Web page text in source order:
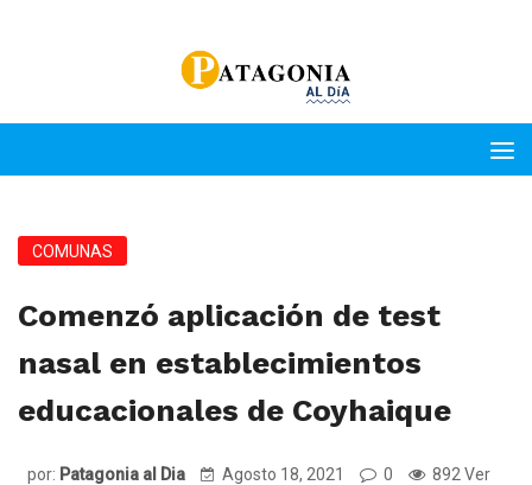
COMUNAS
Comenzó aplicación de test
nasal en establecimientos
educacionales de Coyhaique
por: Patagonia al Dia Agosto 18, 2021 0 892 Ver